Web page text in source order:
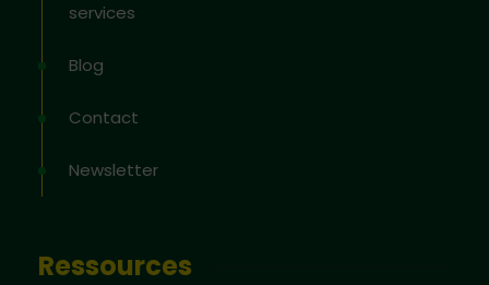
services
Blog
Contact
Newsletter
Ressources